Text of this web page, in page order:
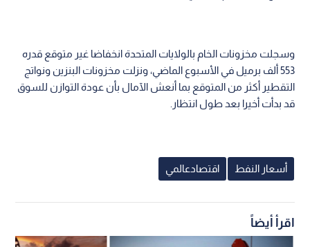
وسجلت مخزونات الخام بالولايات المتحدة انخفاضا غير متوقع قدره
553 ألف برميل في الأسبوع الماضي، ونزلت مخزونات البنزين ونواتج
التقطير أكثر من المتوقع بما أنعش الآمال بأن عودة التوازن للسوق
قد بدأت أخيرا بعد طول انتظار.
أسعار النفط اقتصادعالمي
اقرأ أيضاً